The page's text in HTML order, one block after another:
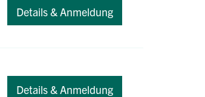
Details & Anmeldung
Details & Anmeldung